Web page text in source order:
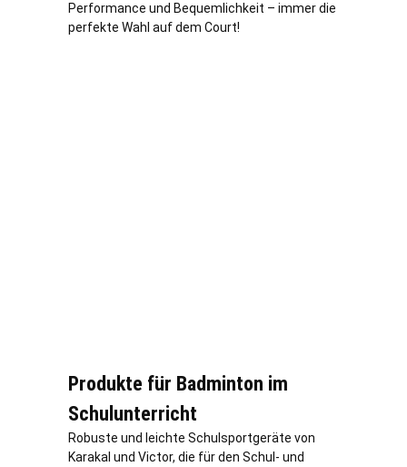
Performance und Bequemlichkeit – immer die
perfekte Wahl auf dem Court!
Produkte für Badminton im
Schulunterricht
Robuste und leichte Schulsportgeräte von
Karakal und Victor, die für den Schul- und